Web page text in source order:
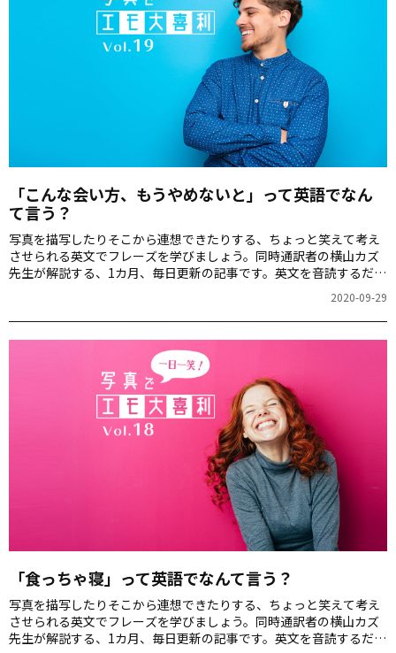
「こんな会い方、もうやめないと」って英語でなん
て言う？
写真を描写したりそこから連想できたりする、ちょっと笑えて考え
させられる英文でフレーズを学びましょう。同時通訳者の横山カズ
先生が解説する、1カ月、毎日更新の記事です。英文を音読するだけ
を撮影された2人」の写真です。 いたずらっぽく言ってみよう 画
像：ぱくたそ 会社のオフィスの廊下の角は、英語の瞬発力養成の絶
好の場所なんです。 廊下の角でばったり誰かと鉢合わせして、お互
いビックリしたときのためのこの表現を音読してください。（内緒
で付き合っているカップルが一緒にいるところを第三者に目撃され
た後、カップル同士でこのせりふを言うといった状況を…
2020-09-29
「食っちゃ寝」って英語でなんて言う？
写真を描写したりそこから連想できたりする、ちょっと笑えて考え
させられる英文でフレーズを学びましょう。同時通訳者の横山カズ
先生が解説する、1カ月、毎日更新の記事です。英文を音読するだけ